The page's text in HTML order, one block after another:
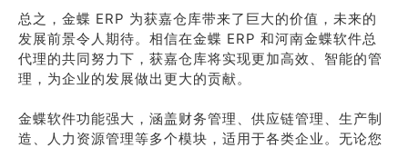
总之，金蝶 ERP 为获嘉仓库带来了巨大的价值，未来的
发展前景令人期待。相信在金蝶 ERP 和河南金蝶软件总
代理的共同努力下，获嘉仓库将实现更加高效、智能的管
理，为企业的发展做出更大的贡献。
金蝶软件功能强大，涵盖财务管理、供应链管理、生产制
造、人力资源管理等多个模块，适用于各类企业。无论您